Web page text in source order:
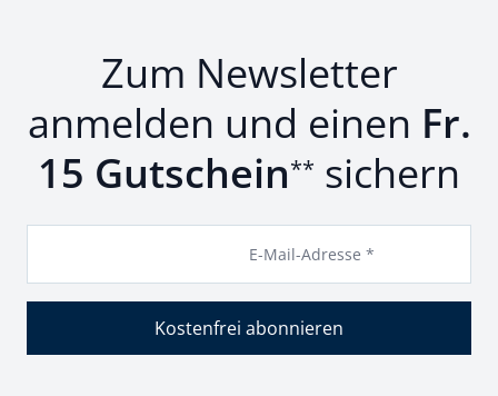
Zum Newsletter
anmelden und einen Fr.
15 Gutschein** sichern
E-Mail-Adresse *
Kostenfrei abonnieren